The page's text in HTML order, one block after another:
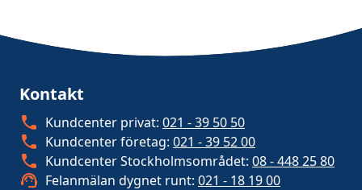
Kontakt
Kundcenter privat: 021 - 39 50 50
Kundcenter företag: 021 - 39 52 00
Kundcenter Stockholmsområdet: 08 - 448 25 80
Felanmälan dygnet runt: 021 - 18 19 00